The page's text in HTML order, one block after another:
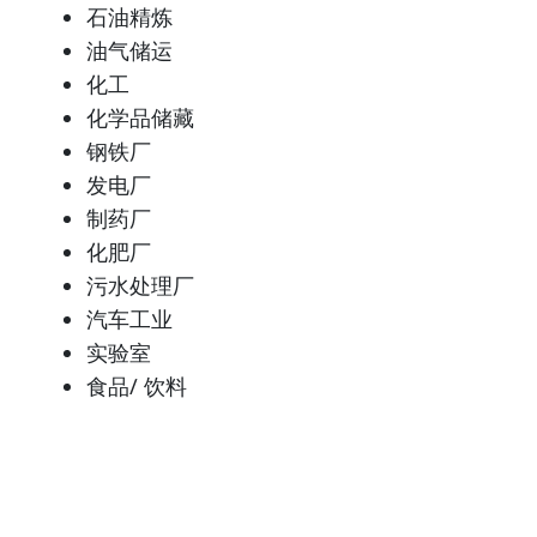
石油精炼
油气储运
化工
化学品储藏
钢铁厂
发电厂
制药厂
化肥厂
污水处理厂
汽车工业
实验室
食品/ 饮料